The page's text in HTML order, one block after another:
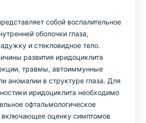
собой воспалительное
оболочки глаза,
и стекловидное тело.
развития иридоциклита
травмы, автоиммунные
аномалии в структуре глаза. Для
иридоциклита необходимо
офтальмологическое
включающее оценку симптомов